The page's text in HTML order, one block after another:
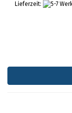
Lieferzeit: